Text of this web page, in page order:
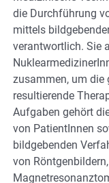
die Durchführung
mittels
verantwortlich. Sie
zusammen, um die
resultierende
Aufgaben gehört
von PatientInnen
bildgebenden
von